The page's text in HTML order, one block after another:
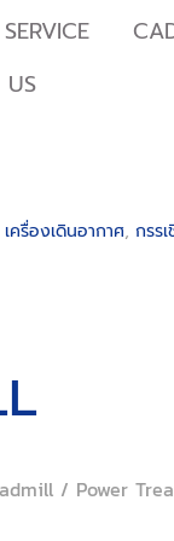
SERVICE
US
เครื่องเดินอากาศ, กรร
/ Power